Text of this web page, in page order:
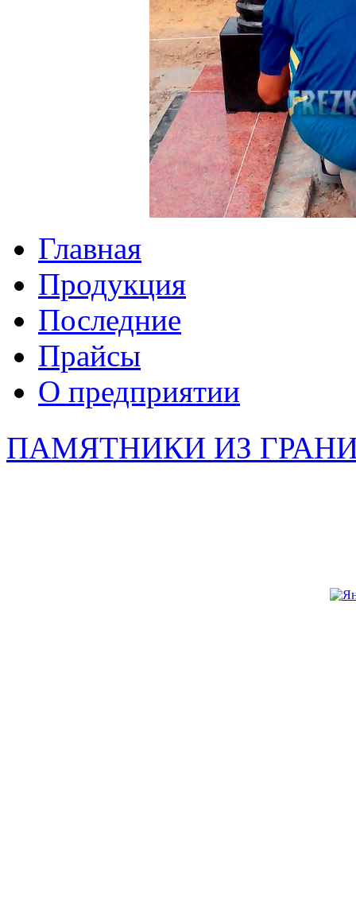
Главная
Продукция
Последние
Прайсы
О предприятии
ПАМЯТНИКИ ИЗ